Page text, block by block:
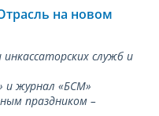
на новом
служб и
и журнал «БСМ»
праздником –